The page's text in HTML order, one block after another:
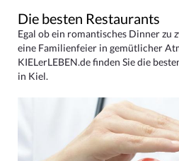
Die besten Restaurants
Egal ob ein romantisches Dinner zu
eine Familienfeier in gemütlicher
KIELerLEBEN.de finden Sie die
in Kiel.